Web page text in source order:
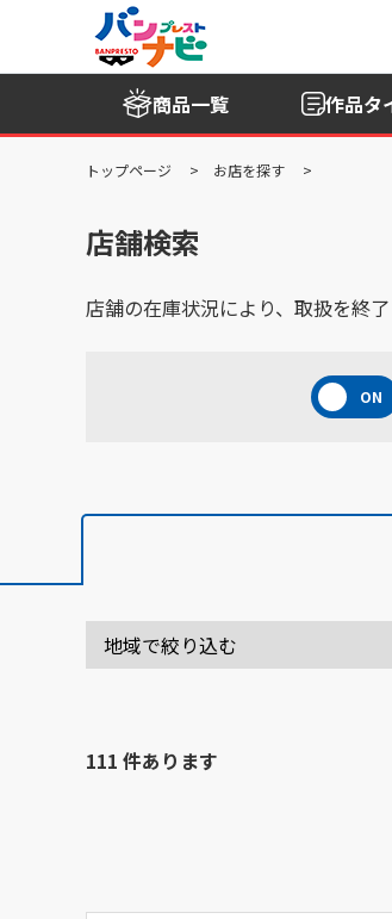
商品一覧 作品タ
トップページ お店を探す
店舗検索
店舗の在庫状況により、取扱を終
111 件あります